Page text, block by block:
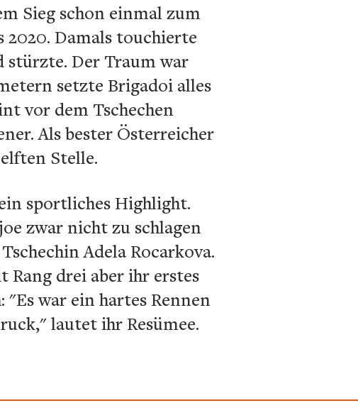
Sieg schon einmal zum
2020. Damals touchierte
stürzte. Der Traum war
setzte Brigadoi alles
vor dem Tschechen
Als bester Österreicher
Stelle.
sportliches Highlight.
zwar nicht zu schlagen
Adela Rocarkova.
Rang drei aber ihr erstes
war ein hartes Rennen
lautet ihr Resümee.